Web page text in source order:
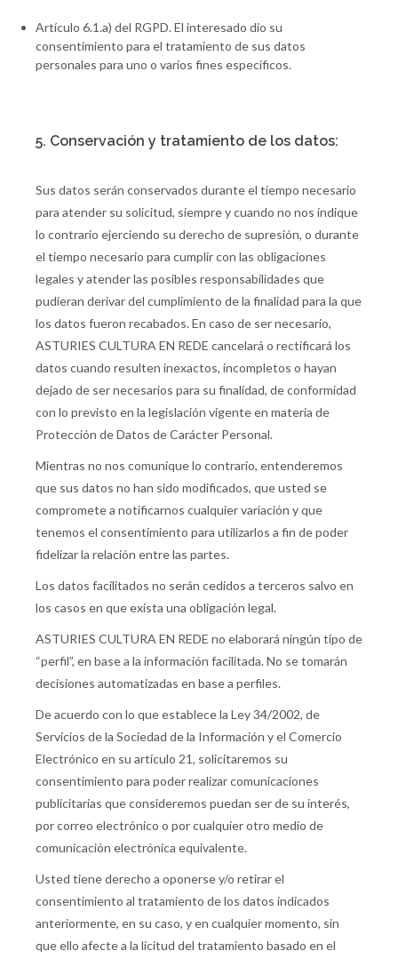
Artículo 6.1.a) del RGPD. El interesado dio su
consentimiento para el tratamiento de sus datos
personales para uno o varios fines específicos.
5. Conservación y tratamiento de los datos:
Sus datos serán conservados durante el tiempo necesario
para atender su solicitud, siempre y cuando no nos indique
lo contrario ejerciendo su derecho de supresión, o durante
el tiempo necesario para cumplir con las obligaciones
legales y atender las posibles responsabilidades que
pudieran derivar del cumplimiento de la finalidad para la que
los datos fueron recabados. En caso de ser necesario,
ASTURIES CULTURA EN REDE cancelará o rectificará los
datos cuando resulten inexactos, incompletos o hayan
dejado de ser necesarios para su finalidad, de conformidad
con lo previsto en la legislación vigente en materia de
Protección de Datos de Carácter Personal.
Mientras no nos comunique lo contrario, entenderemos
que sus datos no han sido modificados, que usted se
compromete a notificarnos cualquier variación y que
tenemos el consentimiento para utilizarlos a fin de poder
fidelizar la relación entre las partes.
Los datos facilitados no serán cedidos a terceros salvo en
los casos en que exista una obligación legal.
ASTURIES CULTURA EN REDE no elaborará ningún tipo de
“perfil”, en base a la información facilitada. No se tomarán
decisiones automatizadas en base a perfiles.
De acuerdo con lo que establece la Ley 34/2002, de
Servicios de la Sociedad de la Información y el Comercio
Electrónico en su artículo 21, solicitaremos su
consentimiento para poder realizar comunicaciones
publicitarias que consideremos puedan ser de su interés,
por correo electrónico o por cualquier otro medio de
comunicación electrónica equivalente.
Usted tiene derecho a oponerse y/o retirar el
consentimiento al tratamiento de los datos indicados
anteriormente, en su caso, y en cualquier momento, sin
que ello afecte a la licitud del tratamiento basado en el